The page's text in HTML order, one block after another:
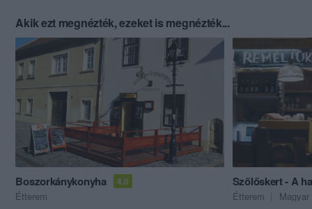
Akik ezt megnézték, ezeket is megnézték...
Boszorkánykonyha 4.0
Étterem
Szőlőskert - A
Étterem